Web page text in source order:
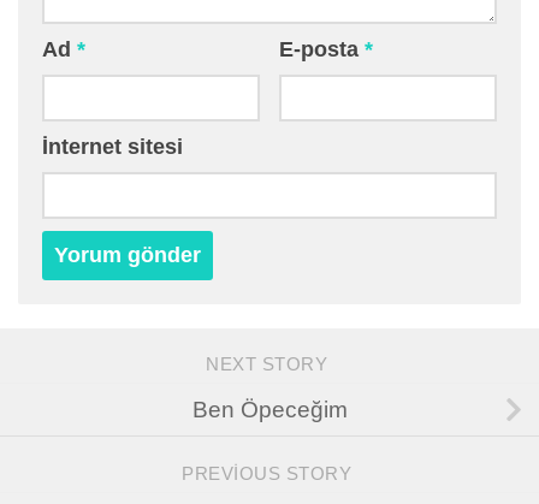
Ad * E-posta *
İnternet sitesi
NEXT STORY
Ben Öpeceğim
PREVIOUS STORY